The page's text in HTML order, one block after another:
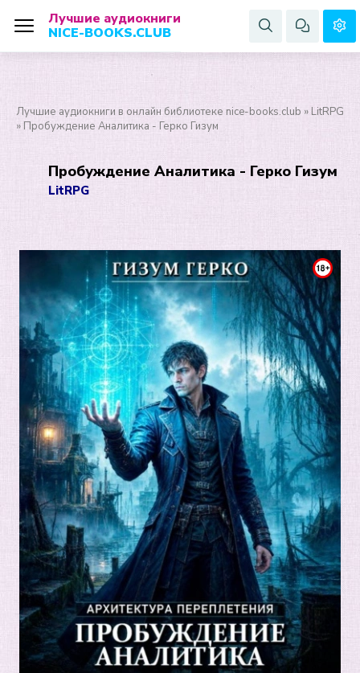
Лучшие аудиокниги
NICE-BOOKS.CLUB
Лучшие аудиокниги в онлайн библиотеке nice-books.club » LitRPG
» Пробуждение Аналитика - Герко Гизум
Пробуждение Аналитика - Герко Гизум
LitRPG